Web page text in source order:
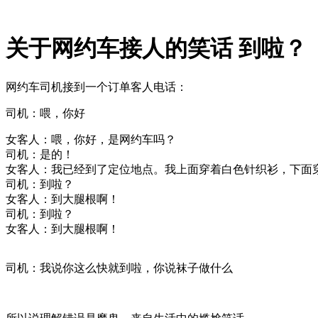
关于网约车接人的笑话 到啦？
网约车司机接到一个订单客人电话：
司机：喂，你好
女客人：喂，你好，是网约车吗？
司机：是的！
女客人：我已经到了定位地点。我上面穿着白色针织衫，下面
司机：到啦？
女客人：到大腿根啊！
司机：到啦？
女客人：到大腿根啊！
司机：我说你这么快就到啦，你说袜子做什么